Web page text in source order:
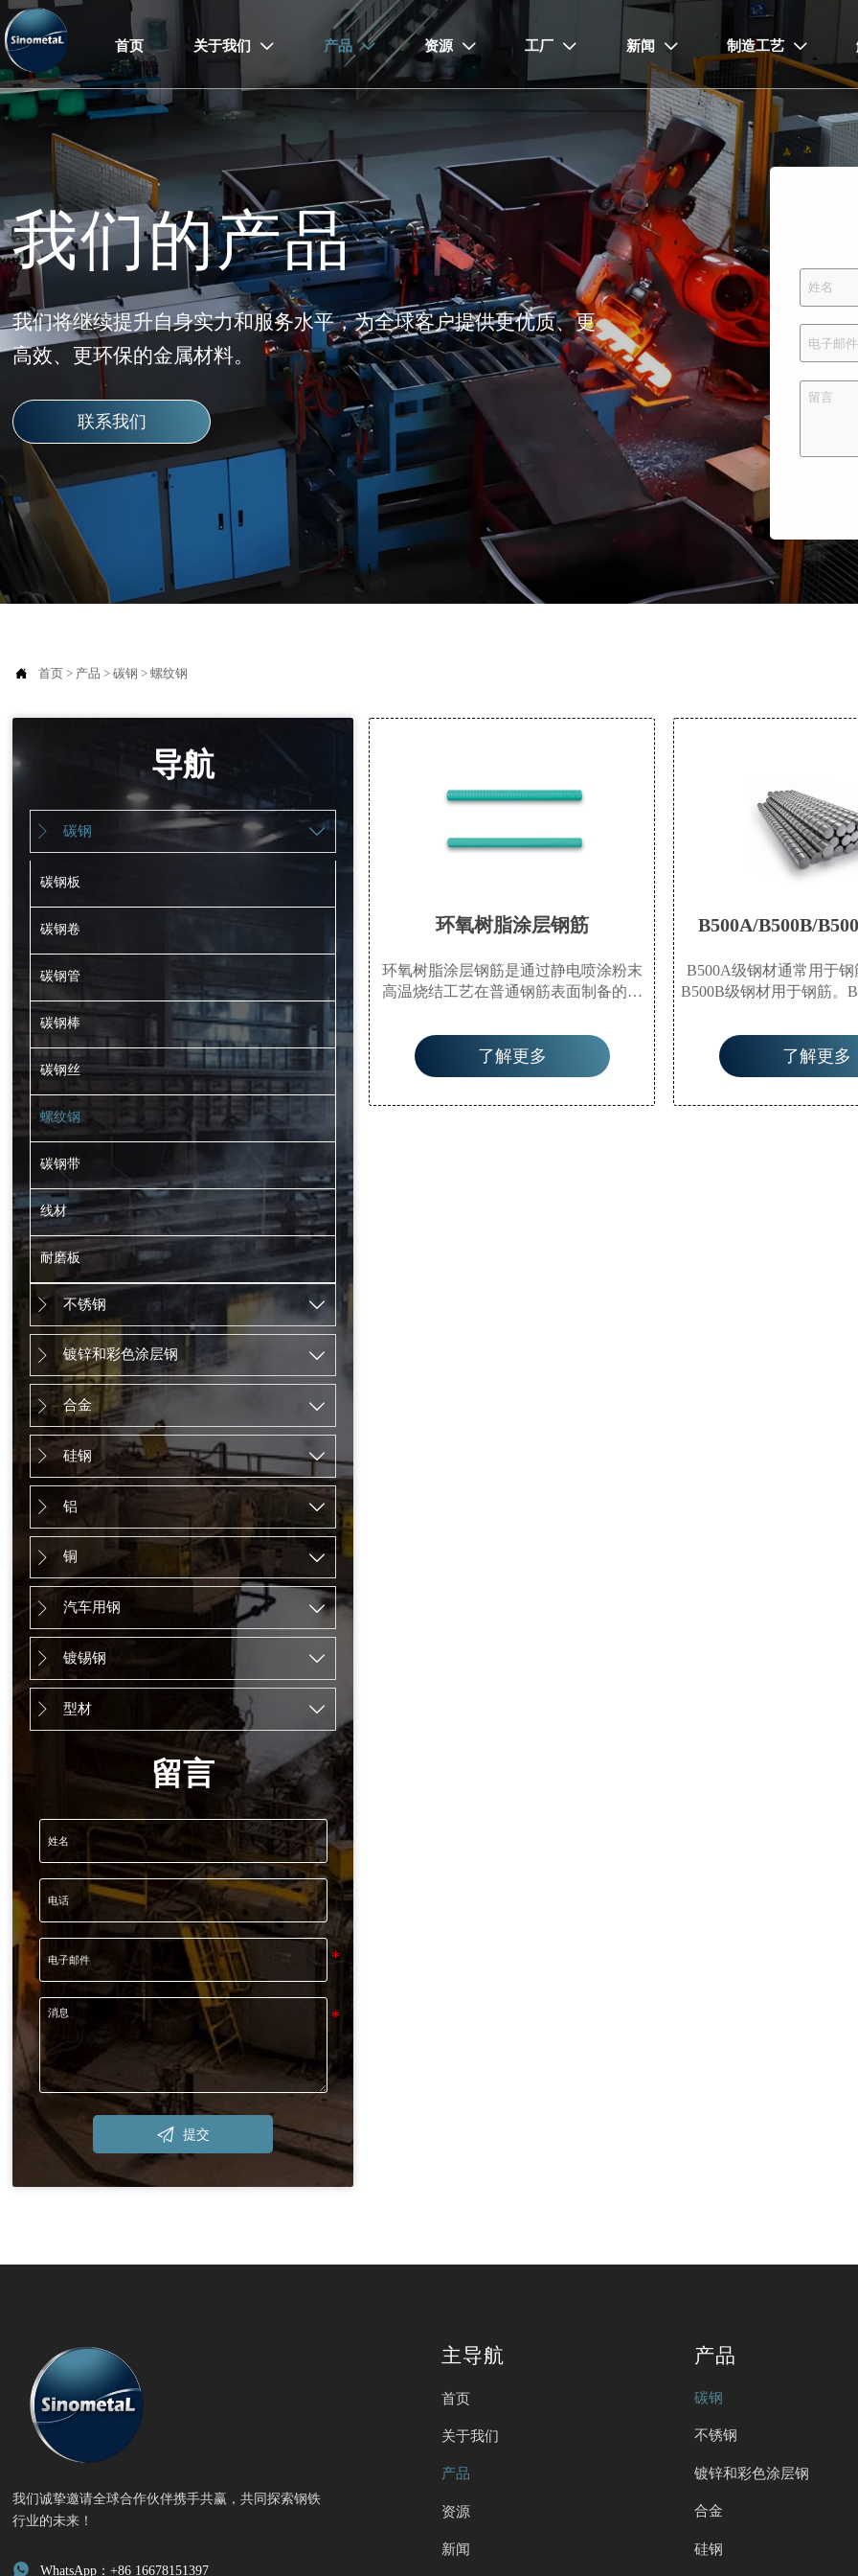
首页 关于我们  产品  资源  工厂  新闻  制造工艺 
我们的产品
我们将继续提升自身实力和服务水平，为全球客户提供更优质、更
高效、更环保的金属材料。
联系我们
 首页 > 产品 > 碳钢 > 螺纹钢
导航
 碳钢 
碳钢板
碳钢卷
碳钢管
碳钢棒
碳钢丝
螺纹钢
碳钢带
线材
耐磨板
 不锈钢 
 镀锌和彩色涂层钢 
 合金 
 硅钢 
 铝 
 铜 
 汽车用钢 
 镀锡钢 
 型材 
留言
 提交
环氧树脂涂层钢筋
环氧树脂涂层钢筋是通过静电喷涂粉末
高温烧结工艺在普通钢筋表面制备的环
化学腐蚀性能，不与酸碱发生反应。
了解更多
B500A/B500B/
B500A级钢材通常用于
B500B级钢材用于钢筋。
是否可以使用B500B级钢
因为B500C通常具有显
了解更多
我们诚挚邀请全球合作伙伴携手共赢，共同探索钢铁
行业的未来！
 WhatsApp：+86 16678151397
主导航
首页
关于我们
产品
资源
新闻
产品
碳钢
不锈钢
镀锌和彩色涂层钢
合金
硅钢